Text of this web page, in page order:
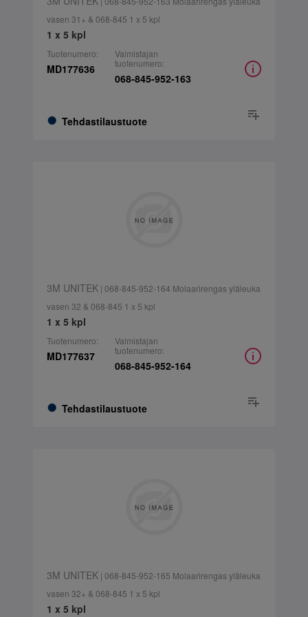
vasen 31+ & 068-845 1 x 5 kpl
1 x 5 kpl
Tuotenumero:
MD177636
Tehdastilaustuote
Valmistajan
tuotenumero:
068-845-952-163
3M UNITEK| 068-845-952-164 Molaarirengas yläleuka
vasen 32 & 068-845 1 x 5 kpl
1 x 5 kpl
Tuotenumero:
MD177637
Tehdastilaustuote
Valmistajan
tuotenumero:
068-845-952-164
3M UNITEK| 068-845-952-165 Molaarirengas yläleuka
vasen 32+ & 068-845 1 x 5 kpl
1 x 5 kpl